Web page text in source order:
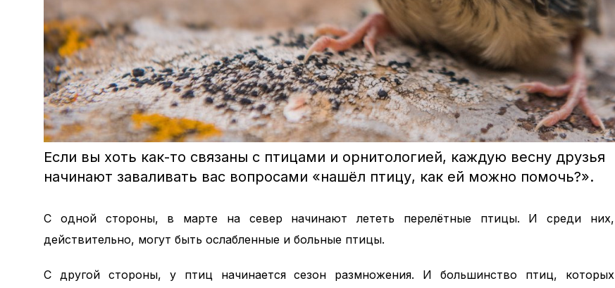
Если вы хоть как-то связаны с птицами и орнитологией, каждую весну друзья
начинают заваливать вас вопросами «нашёл птицу, как ей можно помочь?».
С одной стороны, в марте на север начинают лететь перелётные птицы. И среди них,
действительно, могут быть ослабленные и больные птицы.
С другой стороны, у птиц начинается сезон размножения. И большинство птиц, которых